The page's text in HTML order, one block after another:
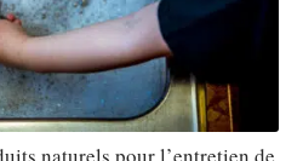
naturels pour l’entretien de